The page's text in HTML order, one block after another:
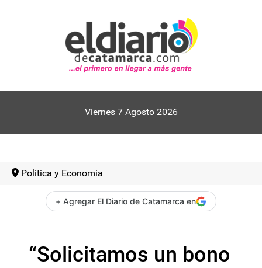
Viernes 7 Agosto 2026
Politica y Economia
+ Agregar El Diario de Catamarca en
“Solicitamos un bono